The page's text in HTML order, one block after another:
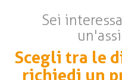
Sei
Scegli tra le
richiedi un